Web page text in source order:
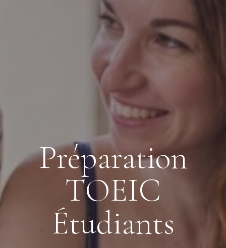
Préparation
TOEIC
Étudiants